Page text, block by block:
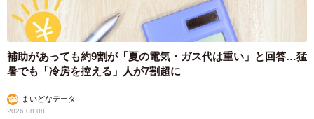
ハグ「可愛いふたり」「素敵なご夫婦」
まいどなメディア